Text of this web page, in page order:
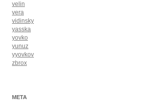
velin
vera
vidinsky
yasska
yovko
yunuz
yyovkov
zbrox
META